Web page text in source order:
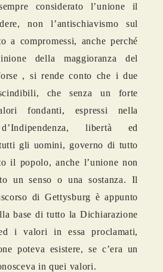
considerato l’unione il
non l’antischiavismo sul
a compromessi, anche perché
della maggioranza del
, si rende conto che i due
che senza un forte
fondanti, espressi nella
libertà ed
gli uomini, governo di tutto
il popolo, anche l’unione non
un senso o una sostanza. Il
di Gettysburg è appunto
base di tutto la Dichiarazione
ed i valori in essa proclamati,
poteva esistere, se c’era un
in quei valori.